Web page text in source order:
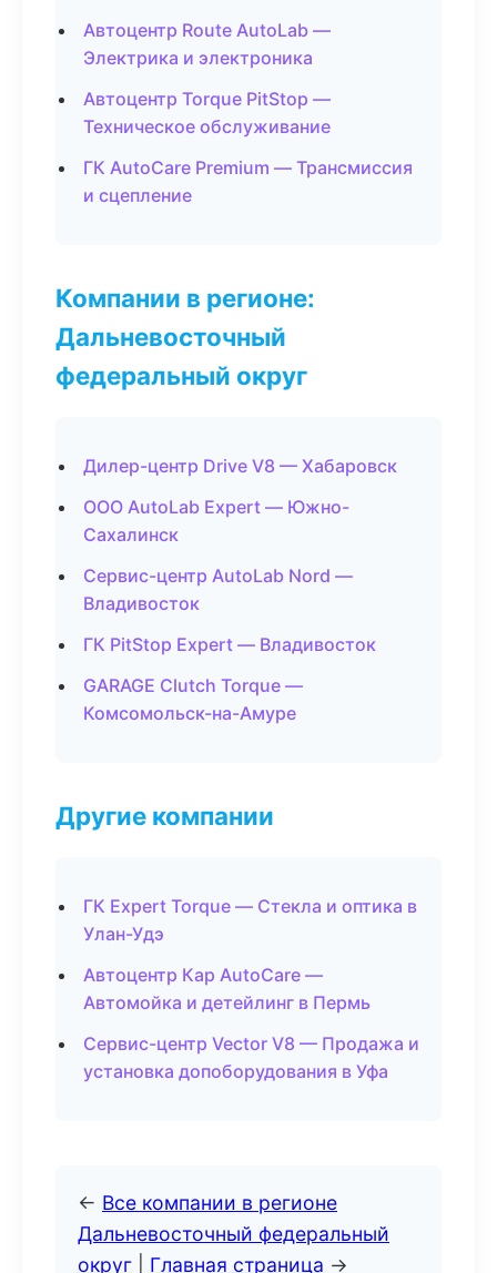
Автоцентр Route AutoLab —
Электрика и электроника
Автоцентр Torque PitStop —
Техническое обслуживание
ГК AutoCare Premium — Трансмиссия
и сцепление
Компании в регионе:
Дальневосточный
федеральный округ
Дилер-центр Drive V8 — Хабаровск
ООО AutoLab Expert — Южно-
Сахалинск
Сервис-центр AutoLab Nord —
Владивосток
ГК PitStop Expert — Владивосток
GARAGE Clutch Torque —
Комсомольск-на-Амуре
Другие компании
ГК Expert Torque — Стекла и оптика в
Улан-Удэ
Автоцентр Кар AutoCare —
Автомойка и детейлинг в Пермь
Сервис-центр Vector V8 — Продажа и
установка допоборудования в Уфа
← Все компании в регионе
Дальневосточный федеральный
округ
Главная страница →